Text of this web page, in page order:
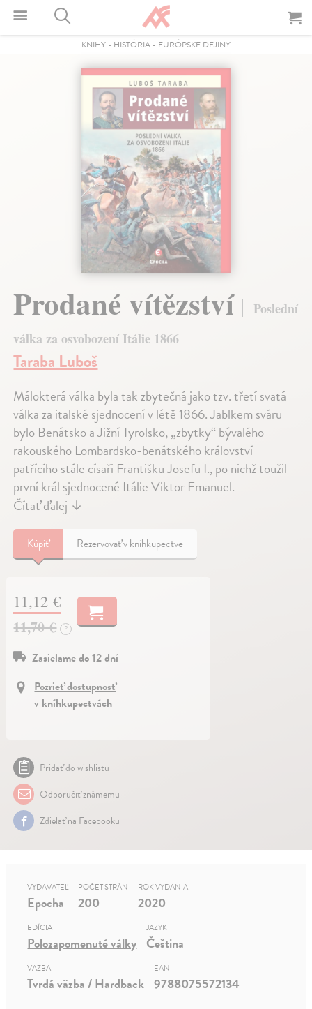
KNIHY - HISTÓRIA - EURÓPSKE DEJINY
Prodané vítězství
Poslední
válka za osvobození Itálie 1866
Taraba Luboš
Málokterá válka byla tak zbytečná jako tzv. třetí svatá
válka za italské sjednocení v létě 1866. Jablkem sváru
bylo Benátsko a Jižní Tyrolsko, „zbytky“ bývalého
rakouského Lombardsko-benátského království
patřícího stále císaři Františku Josefu I., po nichž toužil
první král sjednocené Itálie Viktor Emanuel.
Čítať ďalej ↓
Kúpiť Rezervovať v kníhkupectve
11,12 €
11,70 € ?
Zasielame do 12 dní
Pozrieť dostupnosť
v kníhkupectvách
Pridať do wishlistu
Odporučiť známemu
Zdielať na Facebooku
VYDAVATEĽ
Epocha
POČET STRÁN
200
ROK VYDANIA
2020
EDÍCIA
Polozapomenuté války
JAZYK
Čeština
VÄZBA
Tvrdá väzba / Hardback
EAN
9788075572134